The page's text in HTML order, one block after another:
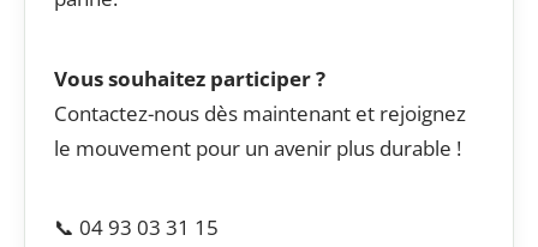
Vous souhaitez participer ?
Contactez-nous dès maintenant et rejoignez
le mouvement pour un avenir plus durable !
📞 04 93 03 31 15